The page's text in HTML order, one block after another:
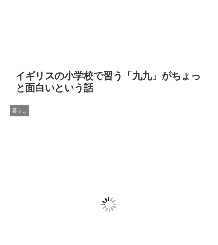
イギリスの小学校で習う「九九」がちょっ
と面白いという話
暮らし